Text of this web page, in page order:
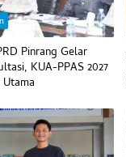
Pinrang Gelar
KUA-PPAS 2027